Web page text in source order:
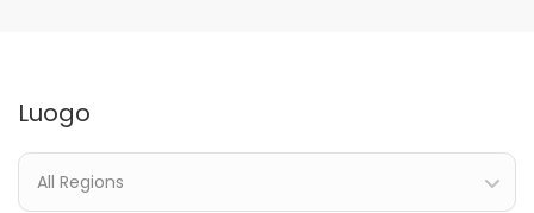
Luogo
All Regions